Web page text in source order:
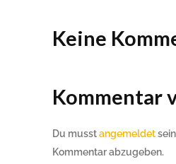
Keine
Kommentar
Du musstangemeldet
Kommentar abzugeben.